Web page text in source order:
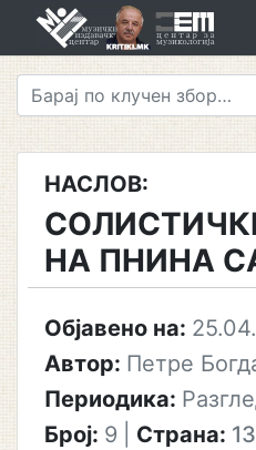
НАСЛОВ:
НА ПНИНА
Објавено на:
Автор: Петре
Периодика:
Број: 9 Страна: 13